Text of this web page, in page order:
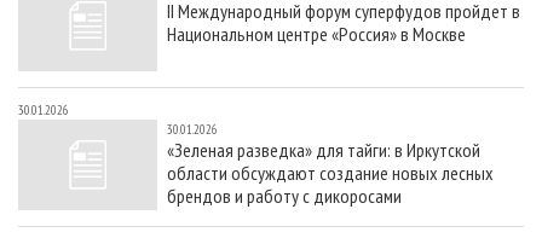
СУШКА ДРЕВЕСИНЫ
ПРОИЗВОДСТВО ДРЕВЕСНЫХ ПЛИТ
ДЕРЕВЯННОЕ ДОМОСТРОЕНИЕ
ПРОИЗВОДСТВО МЕБЕЛИ
БИОЭНЕРГЕТИКА
ЦБП
ПЕРСОНЫ
МОБИЛЬНЫЕ ВЫСТАВКИ
ПРИОРИТЕТНЫЕ ИНВЕСТПРОЕКТЫ
RUSSIAN FORESTRY REVIEW
ГАЗЕТА ЛЕСПРОМФОРУМ
КОНТАКТЫ
РЕКЛАМА
II Международный форум суперфудов пройдет в
Национальном центре «Россия» в Москве
30.01.2026
30.01.2026
«Зеленая разведка» для тайги: в Иркутской
области обсуждают создание новых лесных
брендов и работу с дикоросами